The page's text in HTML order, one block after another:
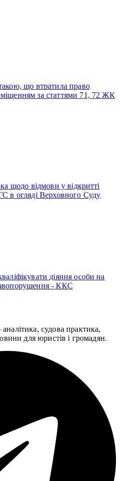
що втратила право
за статтями 71, 72 ЖК
щодо відмови у відкритті
в огляді Верховного Суду
діяння особи на
- ККС
судова практика,
для юристів і громадян.